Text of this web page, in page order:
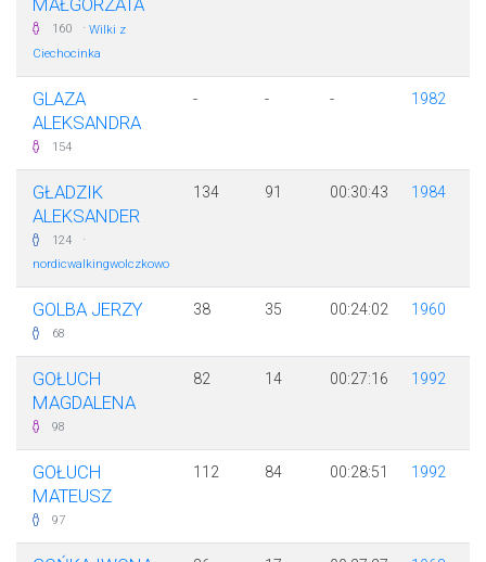
MAŁGORZATA
160 · Wilki z
Ciechocinka
GLAZA
ALEKSANDRA
154
- - - 1982
GŁADZIK
ALEKSANDER
124 ·
nordicwalkingwolczkowo
134 91 00:30:43 1984
GOLBA JERZY
68
38 35 00:24:02 1960
GOŁUCH
MAGDALENA
98
82 14 00:27:16 1992
GOŁUCH
MATEUSZ
97
112 84 00:28:51 1992